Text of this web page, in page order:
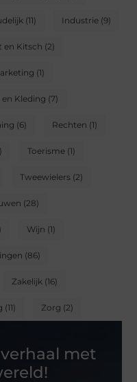
(11) Industrie (9)
en Kitsch (2)
(1)
en Kleding (7)
(6) Rechten (1)
Toerisme (1)
Tweewielers (2)
(28)
Wijn (1)
(86)
Zakelijk (16)
(11) Zorg (2)
met